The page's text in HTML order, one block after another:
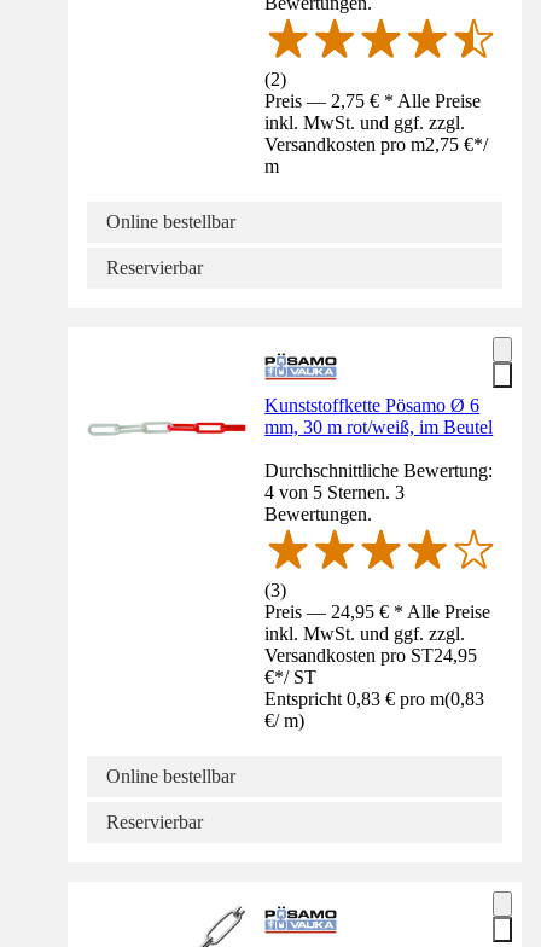
(2)
Preis — 2,75 € * Alle Preise
inkl. MwSt. und ggf. zzgl.
Versandkosten pro m2,75 €*/
m
Online bestellbar
Reservierbar
Kunststoffkette Pösamo Ø 6
mm, 30 m rot/weiß, im Beutel
Durchschnittliche Bewertung:
4 von 5 Sternen. 3
Bewertungen.
(3)
Preis — 24,95 € * Alle Preise
inkl. MwSt. und ggf. zzgl.
Versandkosten pro ST24,95
€*/ ST
Entspricht 0,83 € pro m(0,83
€/ m)
Online bestellbar
Reservierbar